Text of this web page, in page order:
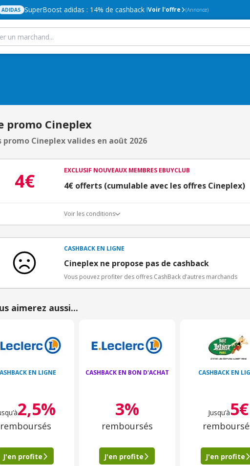
ADIDAS SuperBoost adidas : 14% de cashback !Voir l'offre (Annonce)
promo Cineplex
promo Cineplex valides en août 2026
4€ EXCLUSIF NOUVEAUX MEMBRES EBUYCLUB
4€ offerts (cumulable avec les offres Cineplex)
Voir les conditions
3€ de bienvenue crédités immédiatement + 1€ supplémentaire
Offre réservée à une toute première inscription chez eBuyClub.
CASHBACK EN LIGNE
Cineplex ne propose pas de cashback
Vous pouvez profiter des offres CashBack d’autres marchands
aimerez aussi...
EN LIGNE
2,5%
remboursés
J'en profite
CASHBACK EN BON D'ACHAT
3%
remboursés
J'en profite
CASHBACK EN
Jusqu’à5€
J'en profite